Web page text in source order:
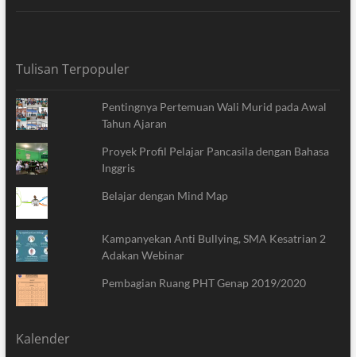
Tulisan Terpopuler
Pentingnya Pertemuan Wali Murid pada Awal
Tahun Ajaran
Proyek Profil Pelajar Pancasila dengan Bahasa
Inggris
Belajar dengan Mind Map
Kampanyekan Anti Bullying, SMA Kesatrian 2
Adakan Webinar
Pembagian Ruang PHT Genap 2019/2020
Kalender